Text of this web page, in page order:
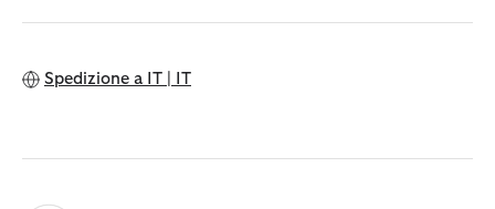
Spedizione a IT | IT